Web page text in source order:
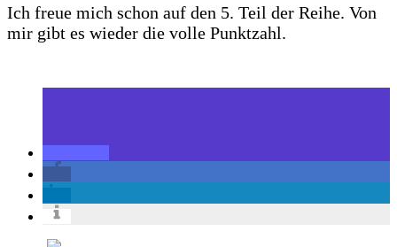
Ich freue mich schon auf den 5. Teil der Reihe. Von
mir gibt es wieder die volle Punktzahl.